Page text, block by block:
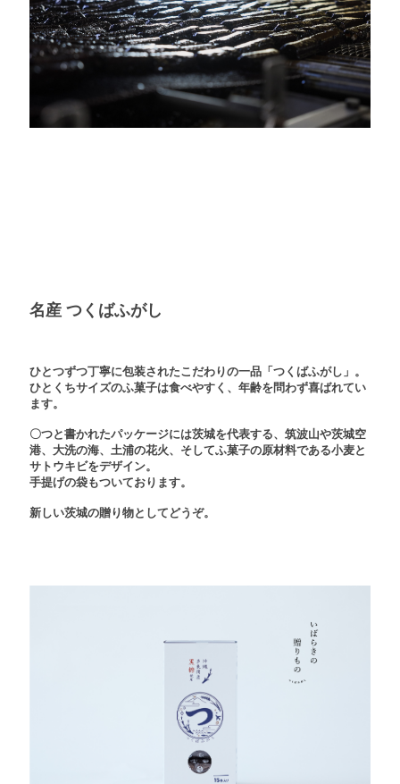
名産 つくばふがし
ひとつずつ丁寧に包装されたこだわりの一品「つくばふがし」。
ひとくちサイズのふ菓子は食べやすく、年齢を問わず喜ばれてい
ます。
〇つと書かれたパッケージには茨城を代表する、筑波山や茨城空
港、大洗の海、土浦の花火、そしてふ菓子の原材料である小麦と
サトウキビをデザイン。
手提げの袋もついております。
新しい茨城の贈り物としてどうぞ。